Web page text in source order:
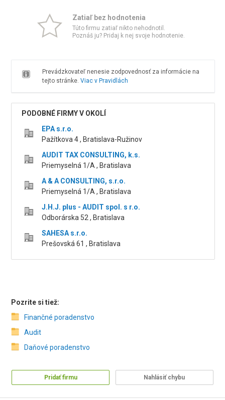
Zatiaľ bez hodnotenia
Túto firmu zatiaľ nikto nehodnotil.
Poznáš ju? Pridaj k nej svoje hodnotenie.
Prevádzkovateľ nenesie zodpovednosť za informácie na
tejto stránke. Viac v Pravidlách
PODOBNÉ FIRMY V OKOLÍ
EPA s.r.o.
Pažítkova 4 , Bratislava-Ružinov
AUDIT TAX CONSULTING, k.s.
Priemyselná 1/A , Bratislava
A & A CONSULTING, s.r.o.
Priemyselná 1/A , Bratislava
J.H.J. plus - AUDIT spol. s r.o.
Odborárska 52 , Bratislava
SAHESA s.r.o.
Prešovská 61 , Bratislava
Pozrite si tiež:
Finančné poradenstvo
Audit
Daňové poradenstvo
Pridať firmu Nahlásiť chybu